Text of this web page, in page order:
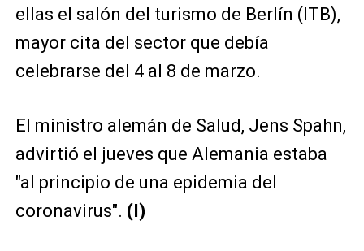
ellas el salón del turismo de Berlín (ITB),
mayor cita del sector que debía
celebrarse del 4 al 8 de marzo.
El ministro alemán de Salud, Jens Spahn,
advirtió el jueves que Alemania estaba
"al principio de una epidemia del
coronavirus". (I)